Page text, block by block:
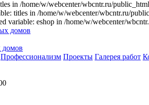
in /home/w/webcenter/wbcntr.ru/
titles in /home/w/webcenter/wbcntr.ru/
variable: eshop in /home/w/webcenter/
домов
Профессионализм Проекты Галерея работ